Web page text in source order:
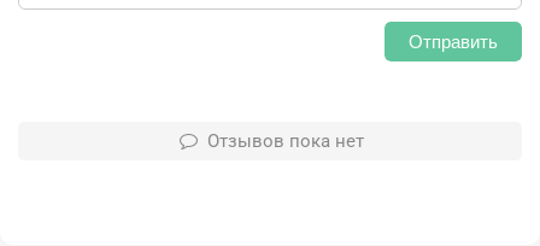
Отправить
Отзывов пока нет